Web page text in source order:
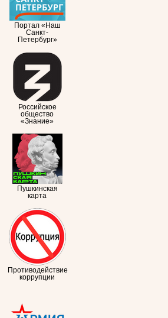
Портал «Наш
Санкт-
Петербург»
Российское
общество
«Знание»
Пушкинская
карта
Противодействие
коррупции